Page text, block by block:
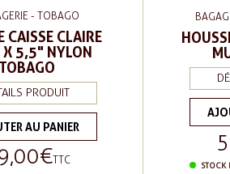
- TOBAGO
CAISSE CLAIRE
X 5,5" NYLON
TOBAGO
PRODUIT
AU PANIER
€TTC STOCK